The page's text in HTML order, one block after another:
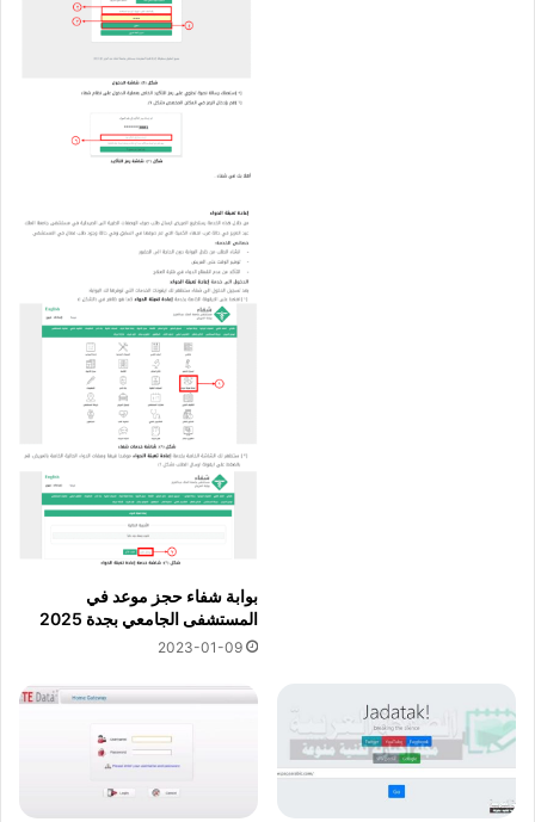
بوابة شفاء حجز موعد في
المستشفى الجامعي بجدة 2025
2023-01-09